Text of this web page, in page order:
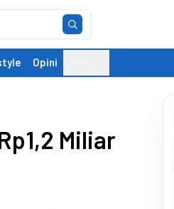
Opini
Miliar